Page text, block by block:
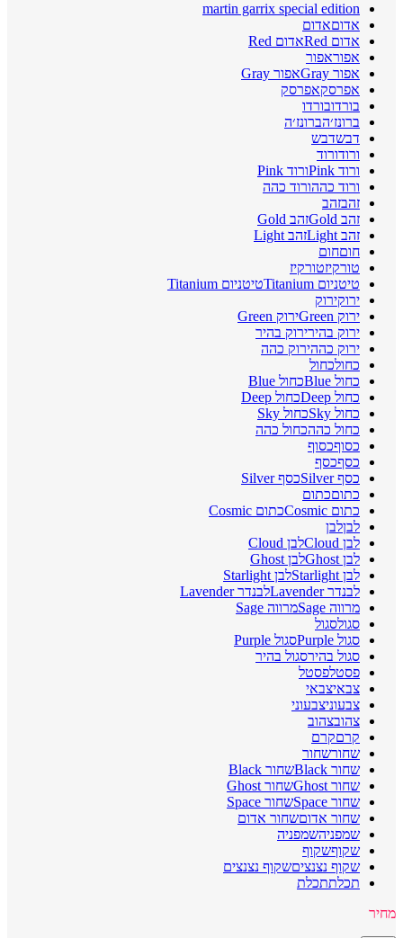
martin garrix special edition
אדוםאדום
אדום Red
אדום Red
אפוראפור
אפור Gray
אפור Gray
אפרסקאפרסק
בורדובורדו
ברונז׳הברונז׳ה
דבשדבש
ורודורוד
ורוד Pink
ורוד Pink
ורוד כההורוד כהה
זהבזהב
זהב Gold
זהב Gold
זהב Light
זהב Light
חוםחום
טורקיזטורקיז
טיטניום Titanium
טיטניום Titanium
ירוקירוק
ירוק Green
ירוק Green
ירוק בהירירוק בהיר
ירוק כההירוק כהה
כחולכחול
כחול Blue
כחול Blue
כחול Deep
כחול Deep
כחול Sky
כחול Sky
כחול כההכחול כהה
כסוףכסוף
כסףכסף
כסף Silver
כסף Silver
כתוםכתום
כתום Cosmic
כתום Cosmic
לבןלבן
לבן Cloud
לבן Cloud
לבן Ghost
לבן Ghost
לבן Starlight
לבן Starlight
לבנדר Lavender
לבנדר Lavender
מרווה Sage
מרווה Sage
סגולסגול
סגול Purple
סגול Purple
סגול בהירסגול בהיר
פסטלפסטל
צבאיצבאי
צבעוניצבעוני
צהובצהוב
קרםקרם
שחורשחור
שחור Black
שחור Black
שחור Ghost
שחור Ghost
שחור Space
שחור Space
שחור אדוםשחור אדום
שמפניהשמפניה
שקוףשקוף
שקוף נצנציםשקוף נצנצים
תכלתתכלת
מחיר